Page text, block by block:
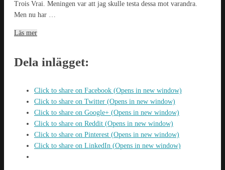
Trois Vrai. Meningen var att jag skulle testa dessa mot varandra.
Men nu har …
Läs mer
Dela inlägget:
Click to share on Facebook (Opens in new window)
Click to share on Twitter (Opens in new window)
Click to share on Google+ (Opens in new window)
Click to share on Reddit (Opens in new window)
Click to share on Pinterest (Opens in new window)
Click to share on LinkedIn (Opens in new window)